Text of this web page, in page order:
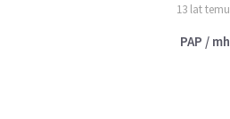
13 lat temu
PAP / mh